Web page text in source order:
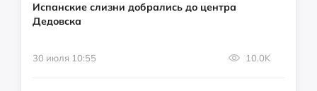
Испанские слизни добрались до центра
Дедовска
30 июля 10:55 10.0K